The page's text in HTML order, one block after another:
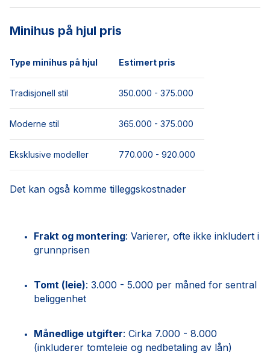
Minihus på hjul pris
Type minihus på hjul Estimert pris
Tradisjonell stil 350.000 - 375.000
Moderne stil 365.000 - 375.000
Eksklusive modeller 770.000 - 920.000
Det kan også komme tilleggskostnader
Frakt og montering: Varierer, ofte ikke inkludert i
grunnprisen
Tomt (leie): 3.000 - 5.000 per måned for sentral
beliggenhet
Månedlige utgifter: Cirka 7.000 - 8.000
(inkluderer tomteleie og nedbetaling av lån)